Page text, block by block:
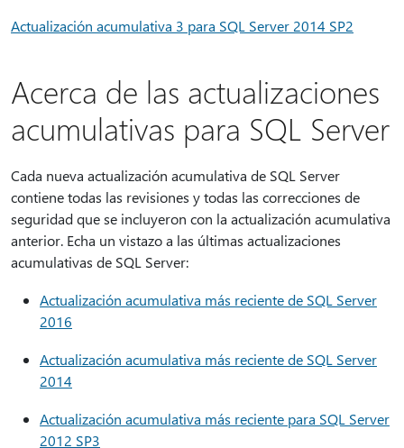
Actualización acumulativa 3 para SQL Server 2014 SP2
Acerca de las actualizaciones
acumulativas para SQL Server
Cada nueva actualización acumulativa de SQL Server
contiene todas las revisiones y todas las correcciones de
seguridad que se incluyeron con la actualización acumulativa
anterior. Echa un vistazo a las últimas actualizaciones
acumulativas de SQL Server:
Actualización acumulativa más reciente de SQL Server
2016
Actualización acumulativa más reciente de SQL Server
2014
Actualización acumulativa más reciente para SQL Server
2012 SP3